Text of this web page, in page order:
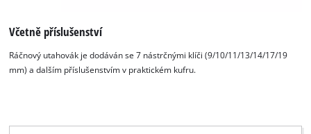
Včetně příslušenství
Ráčnový utahovák je dodáván se 7 nástrčnými klíči (9/10/11/13/14/17/19
mm) a dalším příslušenstvím v praktickém kufru.